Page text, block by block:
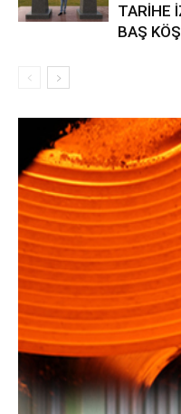
TARİHE
BAŞ